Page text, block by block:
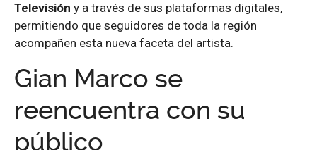
Televisión y a través de sus plataformas digitales,
permitiendo que seguidores de toda la región
acompañen esta nueva faceta del artista.
Gian Marco se
reencuentra con su
público